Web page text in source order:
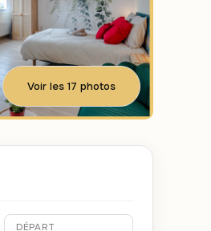
Voir les 17 photos
DÉPART